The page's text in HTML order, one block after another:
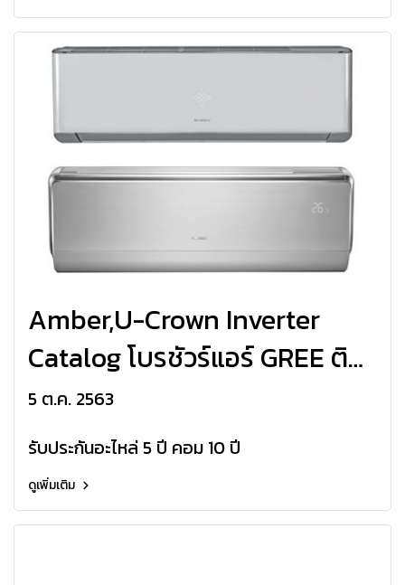
Amber,U-Crown Inverter
Catalog โบรชัวร์แอร์ GREE ติด
ผนัง Amber Inverter,U-Crown
Inverter R32
5 ต.ค. 2563
รับประกันอะไหล่ 5 ปี คอม 10 ปี
ดูเพิ่มเติม